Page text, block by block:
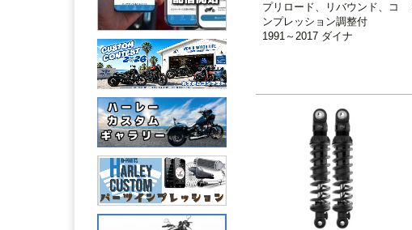
1991～2017 ダイナ
FOX（フォックス）
プリロード、リバウンド、コ
ンプレッション調整付
1991～2017 ダイナ